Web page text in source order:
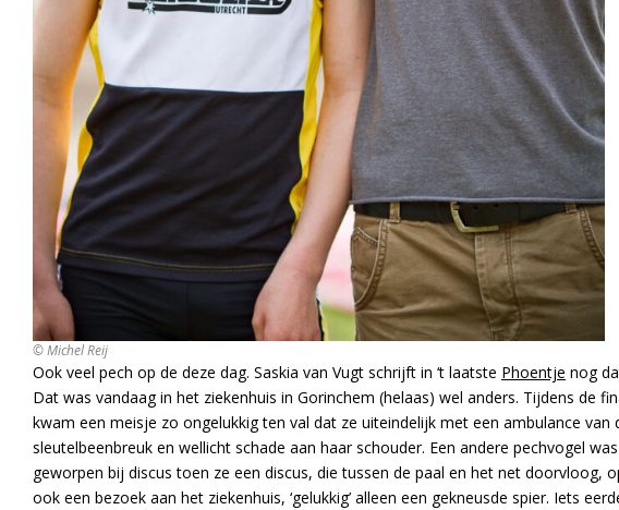
© Michel Reij
Ook veel pech op de deze dag. Saskia van Vugt schrijft in ‘t laatste Phoentje nog
Dat was vandaag in het ziekenhuis in Gorinchem (helaas) wel anders. Tijdens de
kwam een meisje zo ongelukkig ten val dat ze uiteindelijk met een ambulance van
sleutelbeenbreuk en wellicht schade aan haar schouder. Een andere pechvogel
geworpen bij discus toen ze een discus, die tussen de paal en het net doorvloog,
ook een bezoek aan het ziekenhuis, ‘gelukkig’ alleen een gekneusde spier. Iets